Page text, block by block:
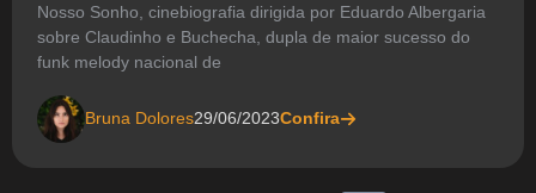
Nosso Sonho, cinebiografia dirigida por Eduardo Albergaria
sobre Claudinho e Buchecha, dupla de maior sucesso do
funk melody nacional de
Bruna Dolores29/06/2023Confira